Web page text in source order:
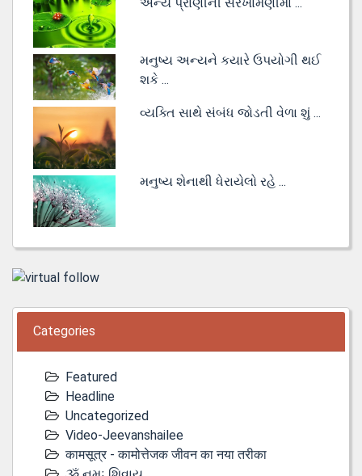
મનુષ્ય અન્યને કયારે ઉપયોગી થઈ
શકે ...
વ્યક્તિ સાથે સંબંધ જોડતી વેળા શું ...
મનુષ્ય શેનાથી ધેરાયેલો રહે ...
Categories
Featured
Headline
Uncategorized
Video-Jeevanshailee
कामसूत्र - कामोत्तेजक जीवन का नया तरीका